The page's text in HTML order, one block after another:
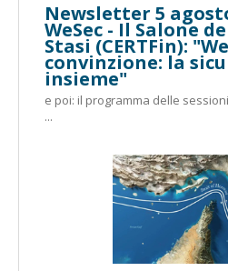
Newsletter 5
WeSec - Il Salone
Stasi (CERTFin):
convinzione: la
insieme"
e poi: il programma delle
...